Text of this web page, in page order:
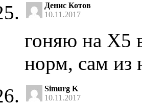
Денис Котов
10.11.2017
гоняю на Х5
норм, сам из
Simurg K
10.11.2017